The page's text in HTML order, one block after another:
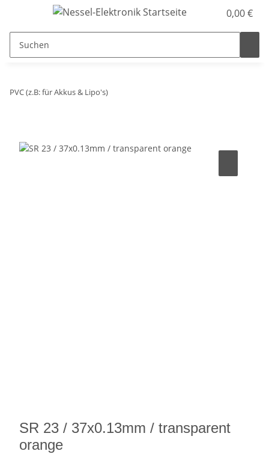
0,00 €
PVC (z.B: für Akkus & Lipo's)
SR 23 / 37x0.13mm / transparent
orange